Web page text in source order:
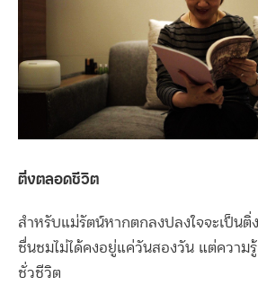
ติ่งตลอดชีวิต
สำหรับแม่รัตน์หากตกลงปลงใจจะเป็นติ่
ชื่นชมไม่ได้คงอยู่แค่วันสองวัน แต่ความ
ชั่วชีวิต